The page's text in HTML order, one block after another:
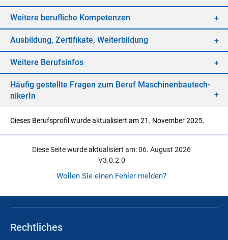
Wei­te­re be­ruf­li­che Kom­pe­ten­zen
Aus­bil­dung, Zer­ti­fi­ka­te, Wei­ter­bil­dung
Wei­te­re Be­rufs­in­fos
Häu­fig ge­stell­te Fra­gen zum Be­ruf Ma­schi­nen­bau­tech­
ni­ke­rIn
Dieses Berufsprofil wurde aktualisiert am 21. November 2025.
Diese Seite wurde aktualisiert am: 06. August 2026
V3.0.2.0
Wollen Sie einen Fehler melden?
Rechtliches